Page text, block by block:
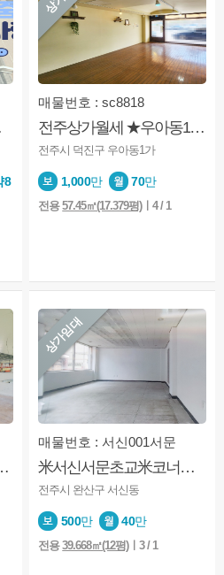
굿
8
매물번호 : sc8818
전주상가월세 ★우아동1가★아중리★1층★카페★예쁜실내
전주시 덕진구 우아동1가
1,000만 70만
전용57.45㎡(17.379평)ㅣ4 / 1
차장넓음★현재 용도변경공사중
상가임대
매물번호 : 서신001서문
米서신서문초교米코너자리 米저렴한월세 米계약임박 米득템
전주시 완산구 서신동
500만 40만
전용39.668㎡(12평)ㅣ3 / 1